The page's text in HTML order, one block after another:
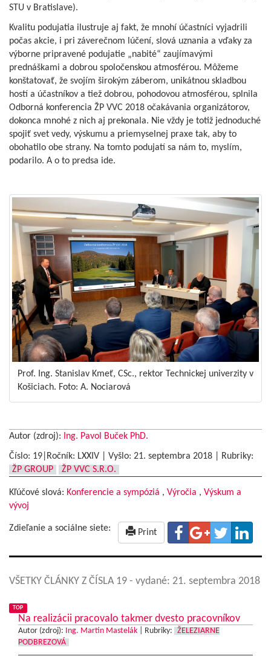
STU v Bratislave).
Kvalitu podujatia ilustruje aj fakt, že mnohí účastníci vyjadrili
počas akcie, i pri záverečnom lúčení, slová uznania a vďaky za
výborne pripravené podujatie „nabité“ zaujímavými
prednáškami a dobrou spoločenskou atmosférou. Môžeme
konštatovať, že svojím širokým záberom, unikátnou skladbou
hostí a účastníkov a tiež dobrou, pohodovou atmosférou, splnila
Odborná konferencia ŽP VVC 2018 očakávania organizátorov,
dokonca mnohé z nich aj prekonala. Nie vždy je totiž jednoduché
spojiť svet vedy, výskumu a priemyselnej praxe tak, aby to
obohatilo obe strany. Na tomto podujatí sa nám to, myslím,
podarilo. A o to predsa ide.
Prof. Ing. Stanislav Kmeť, CSc., rektor Technickej univerzity v
Košiciach. Foto: A. Nociarová
Autor (zdroj): Ing. Pavol Buček PhD.
Číslo: 19|Ročník: LXXIV | Vyšlo: 21. septembra 2018
Rubriky:
ŽP GROUP
ŽP VVC S.R.O.
Kľúčové slová: Konferencie a sympóziá , Výročia , Výskum a
vývoj
Zdieľanie a sociálne siete: Print
VŠETKY ČLÁNKY Z ČÍSLA 19 - vydané: 21. septembra 2018
TOP
Na realizácii pracovalo takmer dvesto pracovníkov
Autor (zdroj): Ing. Martin Mastelák Rubriky:
ŽELEZIARNE
PODBREZOVÁ